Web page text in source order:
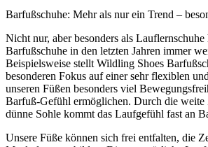
Barfußschuhe: Mehr als nur ein Trend –
Nicht nur, aber besonders als Lauflernschuhe
Barfußschuhe in den letzten Jahren immer
Beispielsweise stellt Wildling Shoes
besonderen Fokus auf einer sehr flexiblen
unseren Füßen besonders viel
Barfuß-Gefühl ermöglichen. Durch die weite
dünne Sohle kommt das Laufgefühl fast an
Unsere Füße können sich frei entfalten, die